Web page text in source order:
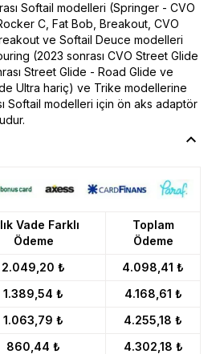
Softail modelleri (Springer - CVO
C, Fat Bob, Breakout, CVO
ve Softail Deuce modelleri
(2023 sonrası CVO Street Glide
Street Glide - Road Glide ve
Ultra hariç) ve Trike modellerine
Softail modelleri için ön aks adaptör
Vade Farklı
Ödeme
Toplam
Ödeme
2.049,20 ₺
4.098,41 ₺
1.389,54 ₺
4.168,61 ₺
1.063,79 ₺
4.255,18 ₺
860,44 ₺
4.302,18 ₺